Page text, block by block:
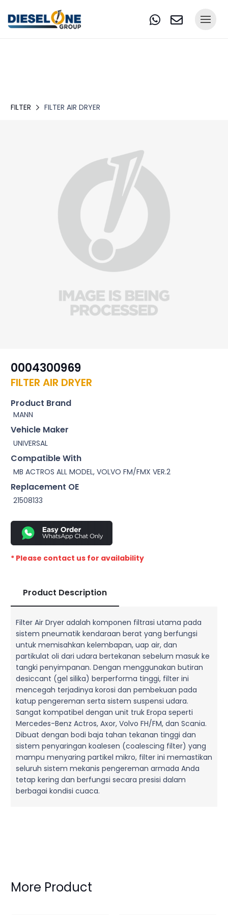
FILTER FILTER AIR DRYER
0004300969
FILTER AIR DRYER
Product Brand
MANN
Vehicle Maker
UNIVERSAL
Compatible With
MB ACTROS ALL MODEL, VOLVO FM/FMX VER.2
Replacement OE
21508133
* Please contact us for availability
Product Description
Filter Air Dryer adalah komponen filtrasi utama pada
sistem pneumatik kendaraan berat yang berfungsi
untuk memisahkan kelembapan, uap air, dan
partikulat oli dari udara bertekanan sebelum masuk ke
tangki penyimpanan. Dengan menggunakan butiran
desiccant (gel silika) berperforma tinggi, filter ini
mencegah terjadinya korosi dan pembekuan pada
katup pengereman serta sistem suspensi udara.
Sangat kompatibel dengan unit truk Eropa seperti
Mercedes-Benz Actros, Axor, Volvo FH/FM, dan Scania.
Dibuat dengan bodi baja tahan tekanan tinggi dan
sistem penyaringan koalesen (coalescing filter) yang
mampu menyaring partikel mikro, filter ini memastikan
seluruh sistem mekanis pengereman armada Anda
tetap kering dan berfungsi secara presisi dalam
berbagai kondisi cuaca.
More Product